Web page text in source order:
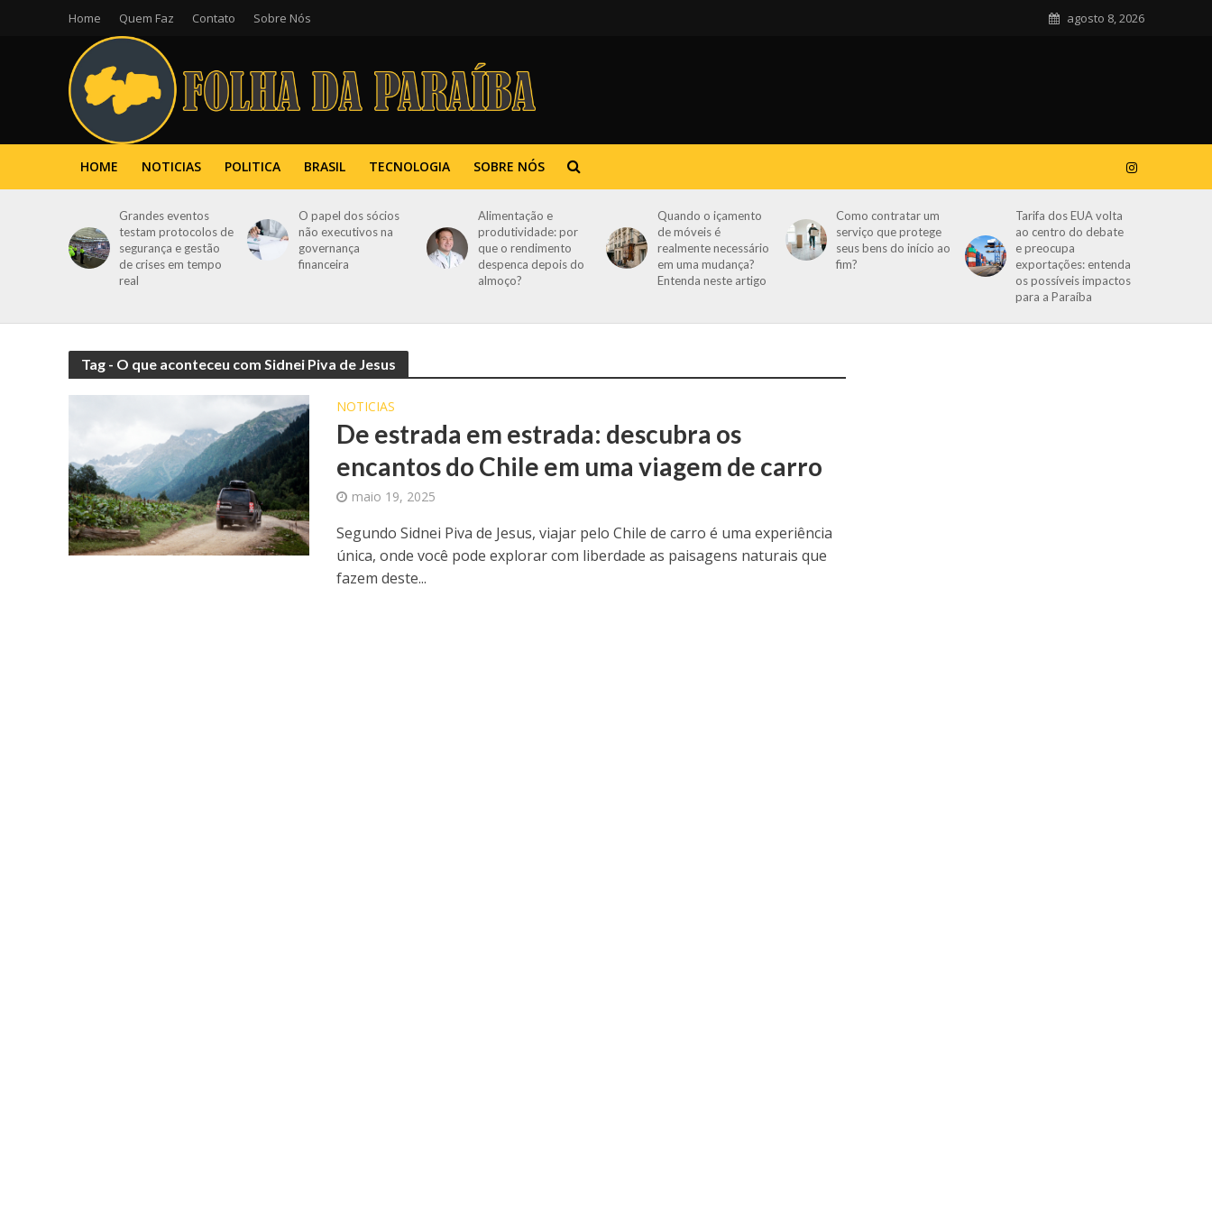
Home Quem Faz Contato Sobre Nós agosto 8, 2026
HOME NOTICIAS POLITICA BRASIL TECNOLOGIA SOBRE NÓS
Grandes eventos
testam protocolos de
segurança e gestão
de crises em tempo
real
O papel dos sócios
não executivos na
governança
financeira
Alimentação e
produtividade: por
que o rendimento
despenca depois do
almoço?
Quando o içamento
de móveis é
realmente necessário
em uma mudança?
Entenda neste artigo
Como contratar um
serviço que protege
seus bens do início ao
fim?
Tarifa dos EUA volta
ao centro do debate
e preocupa
exportações: entenda
os possíveis impactos
para a Paraíba
Tag - O que aconteceu com Sidnei Piva de Jesus
NOTICIAS
De estrada em estrada: descubra os
encantos do Chile em uma viagem de carro
maio 19, 2025
Segundo Sidnei Piva de Jesus, viajar pelo Chile de carro é uma experiência
única, onde você pode explorar com liberdade as paisagens naturais que
fazem deste...